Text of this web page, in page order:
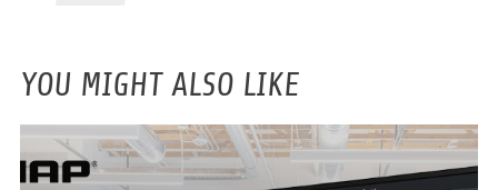
YOU MIGHT ALSO LIKE